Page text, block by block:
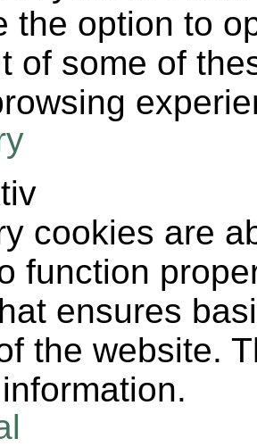
the option to
of some of
cookies are
function
ensures
the website.